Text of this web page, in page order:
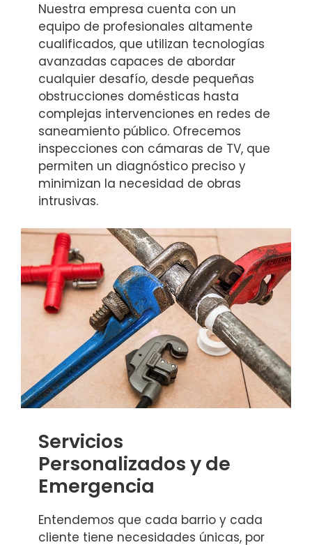
Nuestra empresa cuenta con un
equipo de profesionales altamente
cualificados, que utilizan tecnologías
avanzadas capaces de abordar
cualquier desafío, desde pequeñas
obstrucciones domésticas hasta
complejas intervenciones en redes de
saneamiento público. Ofrecemos
inspecciones con cámaras de TV, que
permiten un diagnóstico preciso y
minimizan la necesidad de obras
intrusivas.
Servicios
Personalizados y de
Emergencia
Entendemos que cada barrio y cada
cliente tiene necesidades únicas, por